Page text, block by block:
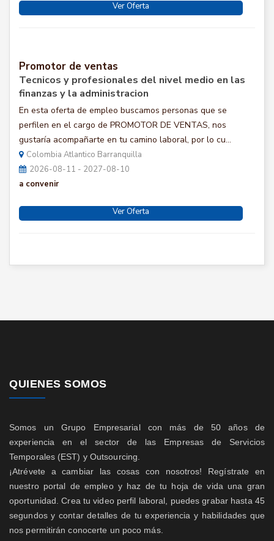
Ver Oferta
Promotor de ventas
Tecnicos y profesionales del nivel medio en las
finanzas y la administracion
En esta oferta de empleo buscamos personas que se
perfilen en el cargo de PROMOTOR DE VENTAS, nos
gustaría acompañarte en tu camino laboral, por lo cu...
Colombia Atlantico Barranquilla
2026-08-11 - 2027-08-10
a convenir
Ver Oferta
QUIENES SOMOS
Somos un Grupo Empresarial con más de 50 años de
experiencia en el sector de las Empresas de Servicios
Temporales (EST) y Outsourcing.
¡Atrévete a cambiar las cosas con nosotros! Regístrate en
nuestro portal de empleo y haz de tu hoja de vida una gran
oportunidad. Crea tu video perfil laboral, puedes grabar hasta 45
segundos y contar detalles de tu experiencia y habilidades que
nos permitirán conocerte un poco más.